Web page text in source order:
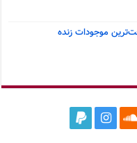
موجودات زنده